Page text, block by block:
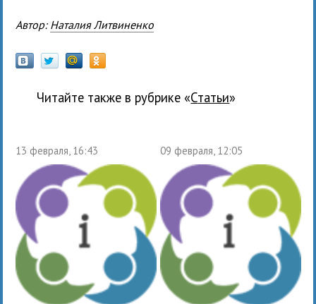
Автор: Наталия Литвиненко
Читайте также в рубрике « Статьи»
13 февраля, 16:43 09 февраля, 12:05